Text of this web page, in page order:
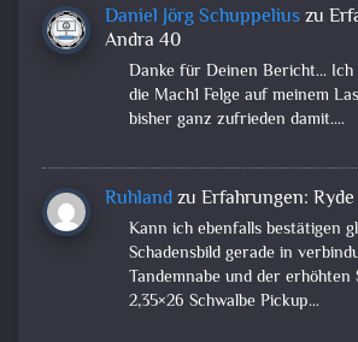
Daniel Jörg Schuppeliuszu
Andra 40
Danke für Deinen Bericht...
die Mach1 Felge auf meinem
bisher ganz zufrieden damit.…
Ruhlandzu Erfahrungen:
Kann ich ebenfalls bestätigen
Schadensbild gerade in
Tandemnabe und der erhöhten
2,35×26 Schwalbe Pickup…